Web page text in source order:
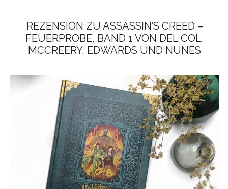
REZENSION ZU ASSASSIN’S CREED –
FEUERPROBE, BAND 1 VON DEL COL,
MCCREERY, EDWARDS UND NUNES